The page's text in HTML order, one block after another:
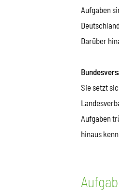
Aufgaben
Darüber
Sie setzt
Aufgaben
hinaus